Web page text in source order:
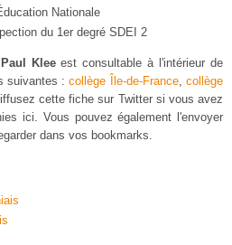
Nationale
du 1er degré SDEI 2
Kleeest consultable à l'intérieur de
suivantes :collège Île-de-France,collège
cette fiche sur Twitter si vous avez
ici. Vous pouvez également l'envoyer
dans vos bookmarks.